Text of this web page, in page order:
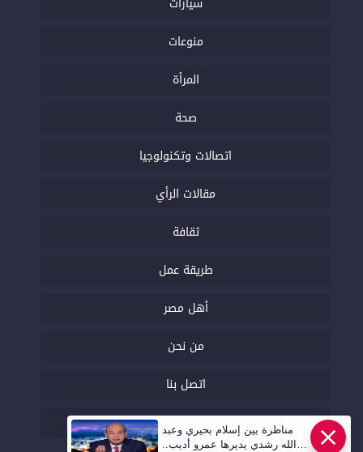
منوعات
المرأة
صحة
اتصالات وتكنولوجيا
مقالات الرأي
ثقافة
طريقة عمل
أهل مصر
من نحن
اتصل بنا
السياسة التحريرية
مناظرة بين إسلام بحيري وعبد
الله رشدي يديرها عمرو أديب..